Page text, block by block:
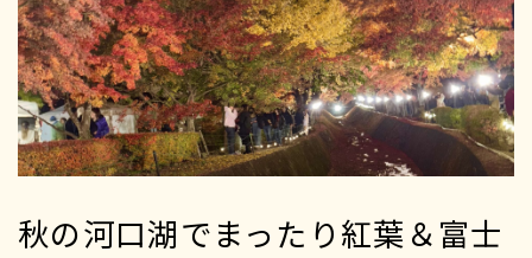
お気に入り
スタッフブログ
よくある質問
秋の河口湖でまったり紅葉＆富士